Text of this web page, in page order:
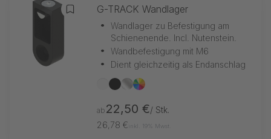
Zur Merkliste hinzufügen
G-TRACK Wandlager
•
Wandlager zu Befestigung am
Schienenende. Incl. Nutenstein.
• Wandbefestigung mit M6
•
Dient gleichzeitig als Endanschlag
weißschwarz
silbernach RAL
ab 22,50 €/ Stk.
26,78 € inkl. 19% Mwst.